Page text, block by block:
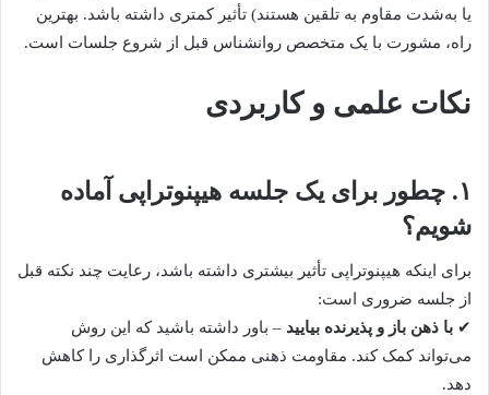
یا به‌شدت مقاوم به تلقین هستند) تأثیر کمتری داشته باشد. بهترین
راه، مشورت با یک متخصص روانشناس قبل از شروع جلسات است.
نکات علمی و کاربردی
۱. چطور برای یک جلسه هیپنوتراپی آماده
شویم؟
برای اینکه هیپنوتراپی تأثیر بیشتری داشته باشد، رعایت چند نکته قبل
از جلسه ضروری است:
✔ با ذهن باز و پذیرنده بیایید – باور داشته باشید که این روش
می‌تواند کمک کند. مقاومت ذهنی ممکن است اثرگذاری را کاهش
دهد.